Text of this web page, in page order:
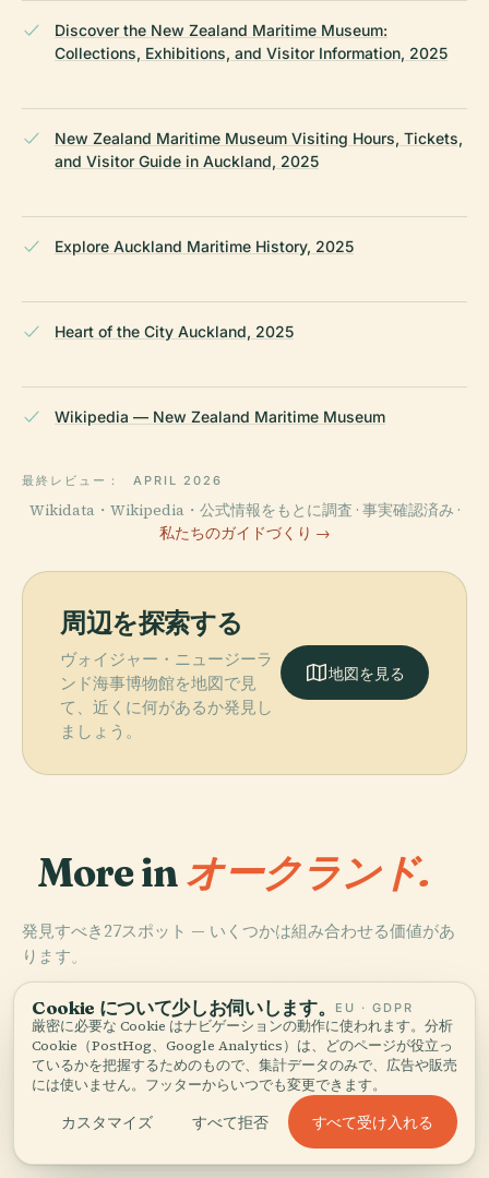
Discover the New Zealand Maritime Museum:
Collections, Exhibitions, and Visitor Information, 2025
New Zealand Maritime Museum Visiting Hours, Tickets,
and Visitor Guide in Auckland, 2025
Explore Auckland Maritime History, 2025
Heart of the City Auckland, 2025
Wikipedia — New Zealand Maritime Museum
最終レビュー： APRIL 2026
Wikidata・Wikipedia・公式情報をもとに調査 · 事実確認済み ·
私たちのガイドづくり →
周辺を探索する
ヴォイジャー・ニュージーラ
ンド海事博物館を地図で見
て、近くに何があるか発見し
ましょう。
地図を見る
More inオークランド.
発見すべき27スポット — いくつかは組み合わせる価値があ
ります。
PLACE
オークランド美
術館
PLACE
争祈念博物館
PLACE
エデン山
PLACE
輸送技術博物館
オークランドの全27 スポット
Cookie について少しお伺いします。 EU · GDPR
厳密に必要な Cookie はナビゲーションの動作に使われます。分析
Cookie（PostHog、Google Analytics）は、どのページが役立っ
ているかを把握するためのもので、集計データのみで、広告や販売
には使いません。フッターからいつでも変更できます。
カスタマイズ すべて拒否 すべて受け入れる